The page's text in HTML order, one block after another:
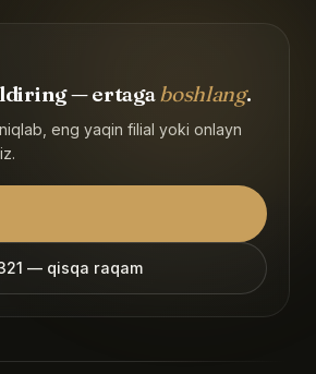
— ertagaboshlang.
eng yaqin filial yoki onlayn
— qisqa raqam